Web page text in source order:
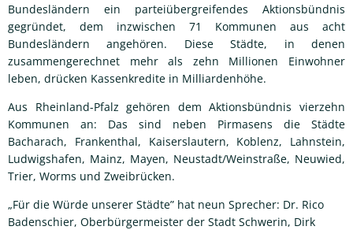
Bundesländern ein parteiübergreifendes Aktionsbündnis
gegründet, dem inzwischen 71 Kommunen aus acht
Bundesländern angehören. Diese Städte, in denen
zusammengerechnet mehr als zehn Millionen Einwohner
leben, drücken Kassenkredite in Milliardenhöhe.
Aus Rheinland-Pfalz gehören dem Aktionsbündnis vierzehn
Kommunen an: Das sind neben Pirmasens die Städte
Bacharach, Frankenthal, Kaiserslautern, Koblenz, Lahnstein,
Ludwigshafen, Mainz, Mayen, Neustadt/Weinstraße, Neuwied,
Trier, Worms und Zweibrücken.
„Für die Würde unserer Städte” hat neun Sprecher: Dr. Rico
Badenschier, Oberbürgermeister der Stadt Schwerin, Dirk